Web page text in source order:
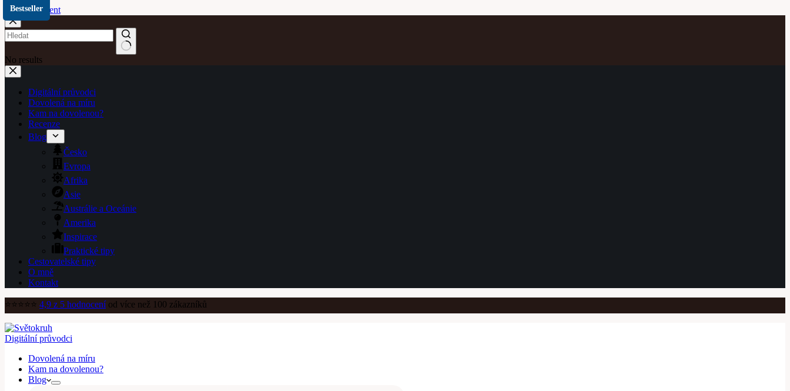
Skip to content
No results
Digitální průvodci
Dovolená na míru
Kam na dovolenou?
Recenze
Blog
Česko
Evropa
Afrika
Asie
Austrálie a Oceánie
Amerika
Inspirace
Praktické tipy
Cestovatelské tipy
O mně
Kontakt
Roadtrip po nejlepších restauracích v ČR
99Kč
⭐️⭐️⭐️⭐️⭐️ 4,9 z 5 hodnoceníod více než 100 zákazníků
Digitální průvodci
Dovolená na míru
Kam na dovolenou?
Blog
Bestseller